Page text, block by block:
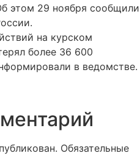
этом 29 ноября сообщили
на курском
более 36 600
в ведомстве.
Обязательные